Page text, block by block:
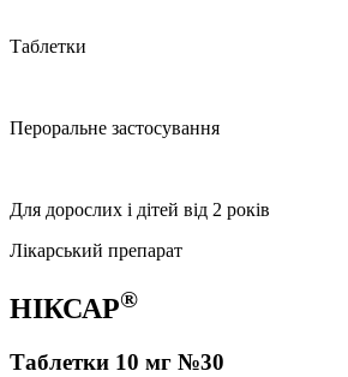
Таблетки
Пероральне застосування
Для дорослих і дітей від 2 років
Лікарський препарат
НІКСАР®
Таблетки 10 мг №30